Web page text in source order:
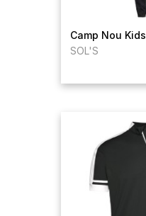
Camp Nou Kids
SOL'S